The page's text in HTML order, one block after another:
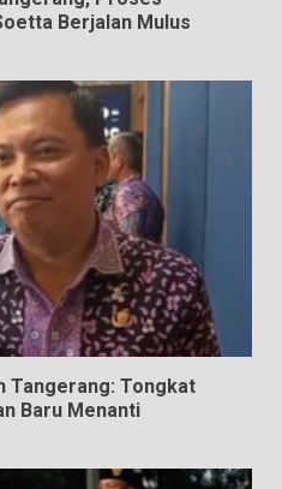
Berjalan Mulus
Tangerang: Tongkat
Baru Menanti